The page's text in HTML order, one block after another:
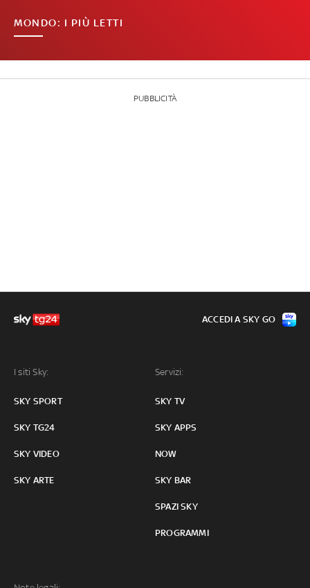
MONDO: I PIÙ LETTI
PUBBLICITÀ
I siti Sky:
SKY SPORT
SKY TG24
SKY VIDEO
SKY ARTE
Servizi:
SKY TV
SKY APPS
NOW
SKY BAR
SPAZI SKY
PROGRAMMI
ACCEDI A SKY GO